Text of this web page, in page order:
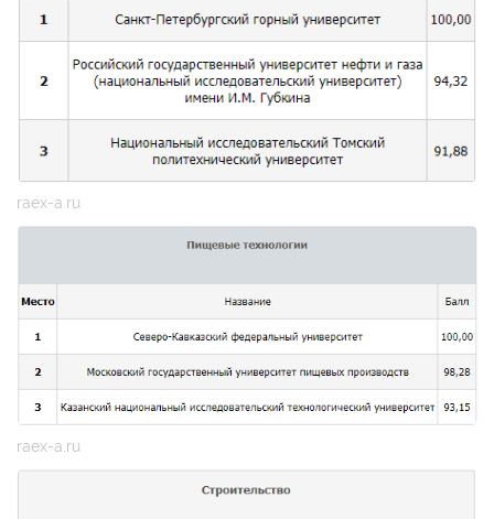
raex-a.ru
raex-a.ru